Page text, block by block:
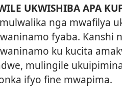
UKWISHIBA APA
nga mwafilya
fyaba. Kanshi
ku kucita
mulingile
ifyo fine mwapima.